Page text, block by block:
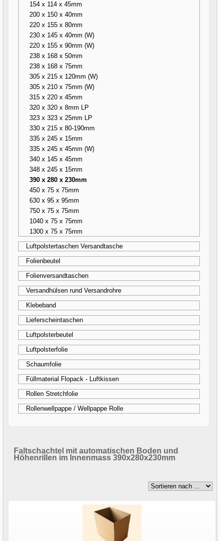
154 x 114 x 45mm
200 x 150 x 40mm
220 x 155 x 80mm
230 x 145 x 40mm (W)
220 x 155 x 90mm (W)
238 x 168 x 50mm
238 x 168 x 75mm
305 x 215 x 120mm (W)
305 x 210 x 75mm (W)
315 x 220 x 45mm
320 x 320 x 8mm LP
323 x 323 x 25mm LP
330 x 215 x 80-190mm
335 x 245 x 15mm
335 x 245 x 45mm (W)
340 x 145 x 45mm
348 x 245 x 15mm
390 x 280 x 230mm
450 x 75 x 75mm
630 x 95 x 95mm
750 x 75 x 75mm
1040 x 75 x 75mm
1300 x 75 x 75mm
Luftpolstertaschen Versandtasche
Folienbeutel
Folienversandtaschen
Versandhülsen rund Versandrohre
Klebeband
Lieferscheintaschen
Luftpolsterbeutel
Luftpolsterfolie
Schaumfolie
Füllmaterial Flopack - Luftkissen
Rollen Stretchfolie
Rollenwellpappe / Wellpappe Rolle
Faltschachtel mit automatischen Boden und
Höhenrillen im Innenmass 390x280x230mm